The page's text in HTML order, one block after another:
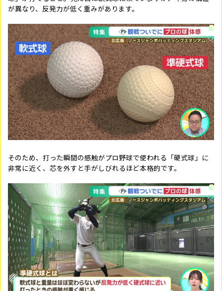
が異なり、反発力が低く重みがあります。
そのため、打った瞬間の感触がプロ野球で使われる「硬式球」に
非常に近く、芯を外すと手がしびれるほど本格的です。